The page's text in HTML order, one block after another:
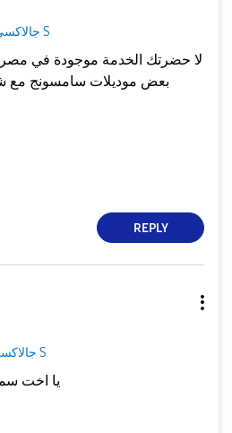
جالاكسى S
لا حضرتك الخدمة موجودة في مصر
بعض موديلات سامسونج مع
REPLY
جالاكسى S
يا اخت